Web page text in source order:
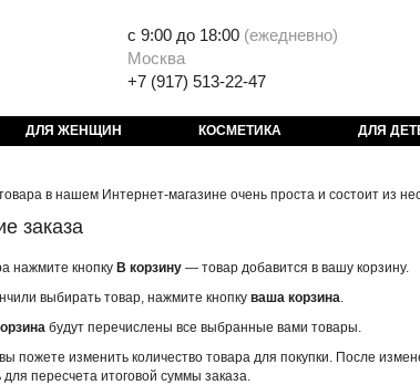
с 9:00 до 18:00 (ежедневно)
Москва
+7 (917) 513-22-47
ДЛЯ ЖЕНЩИН КОСМЕТИКА ДЛЯ
в нашем Интернет-магазине очень проста и состоит из
заказа
нажмите кнопку В корзину — товар добавится в вашу корзину.
выбирать товар, нажмите кнопку ваша корзина.
будут перечислены все выбранные вами товары.
вы пожете изменить количество товара для покупки. После
для пересчета итоговой суммы заказа.